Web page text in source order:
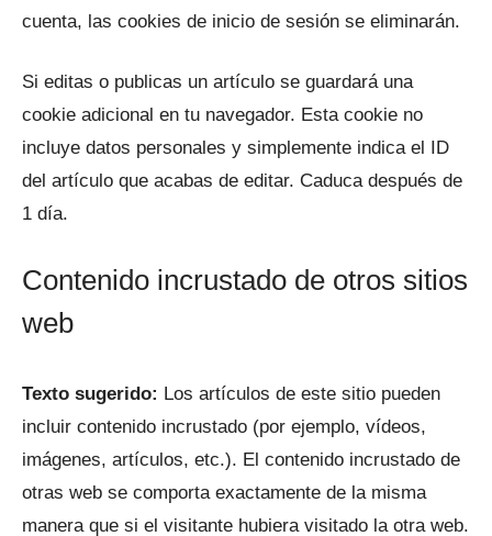
cuenta, las cookies de inicio de sesión se eliminarán.
Si editas o publicas un artículo se guardará una
cookie adicional en tu navegador. Esta cookie no
incluye datos personales y simplemente indica el ID
del artículo que acabas de editar. Caduca después de
1 día.
Contenido incrustado de otros sitios
web
Texto sugerido: Los artículos de este sitio pueden
incluir contenido incrustado (por ejemplo, vídeos,
imágenes, artículos, etc.). El contenido incrustado de
otras web se comporta exactamente de la misma
manera que si el visitante hubiera visitado la otra web.